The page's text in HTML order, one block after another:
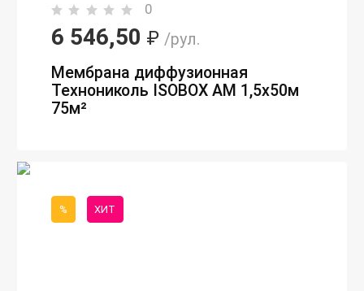
0
6 546,50 ₽ /рул.
Мембрана диффузионная
Технониколь ISOBOX AM 1,5х50м
75м²
% ХИТ